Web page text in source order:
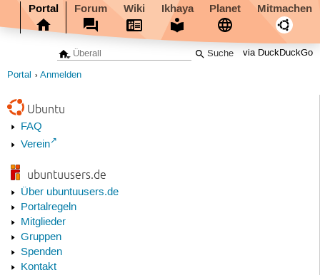
Portal Forum Wiki Ikhaya Planet Mitmachen
via DuckDuckGo
Portal Anmelden
Ubuntu
FAQ
Verein
ubuntuusers.de
Über ubuntuusers.de
Portalregeln
Mitglieder
Gruppen
Spenden
Kontakt